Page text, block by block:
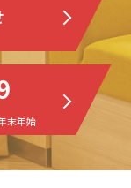
末年始